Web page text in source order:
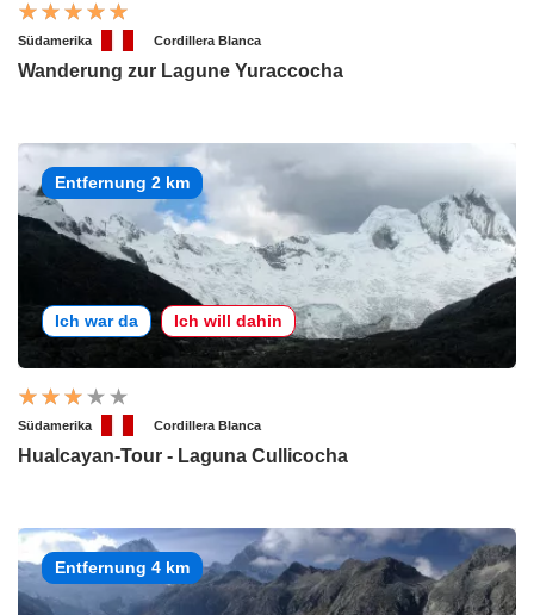
Südamerika Cordillera Blanca
Wanderung zur Lagune Yuraccocha
Entfernung 2 km
Ich war da Ich will dahin
Südamerika Cordillera Blanca
Hualcayan-Tour - Laguna Cullicocha
Entfernung 4 km